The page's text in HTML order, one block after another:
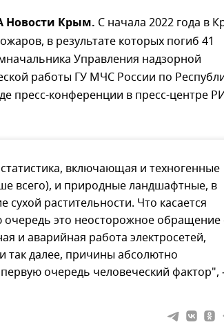
Новости Крым. С начала 2022 года в
в результате которых погиб 41
Управления надзорной
работы ГУ МЧС России по
пресс-конференции в пресс-центре
включающая и техногенные
всего), и природные ландшафтные, в
сухой растительности. Что касается
это неосторожное обращение
и аварийная работа электросетей,
так далее, причины абсолютно
очередь человеческий фактор",